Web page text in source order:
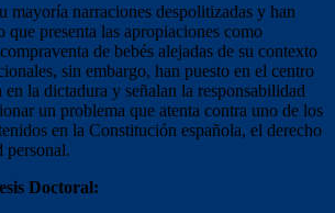
mayoría narraciones despolitizadas y han
que presenta las apropiaciones como
de bebés alejadas de su contexto
sin embargo, han puesto en el centro
la dictadura y señalan la responsabilidad
un problema que atenta contra uno de los
en la Constitución española, el derecho
personal.
Doctoral: